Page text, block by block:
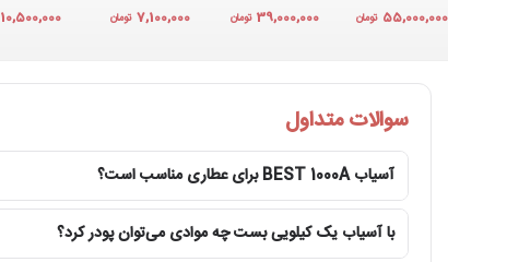
55,000,000 تومان 39,000,000 تومان 7,100,000 تومان 10,500,000
سوالات متداول
آسیاب BEST 1000A برای عطاری مناسب است؟
با آسیاب یک کیلویی بست چه موادی می‌توان پودر کرد؟